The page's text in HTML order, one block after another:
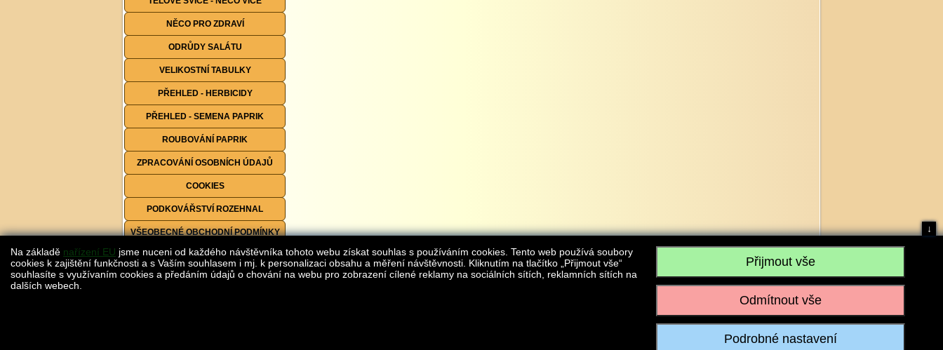
NĚCO PRO ZDRAVÍ
ODRŮDY SALÁTU
VELIKOSTNÍ TABULKY
PŘEHLED - HERBICIDY
PŘEHLED - SEMENA PAPRIK
ROUBOVÁNÍ PAPRIK
ZPRACOVÁNÍ OSOBNÍCH ÚDAJŮ
COOKIES
PODKOVÁŘSTVÍ ROZEHNAL
VŠEOBECNÉ OBCHODNÍ PODMÍNKY
FORMULÁŘE KE STAŽENÍ
je AGROMARKET IRSI s.r.o., IČO: 28304845, se sídlem č.p. 17, 768 75 Loukov
Realizace:w-software.com
Na základě nařízení EU jsme nuceni od každého návštěvníka tohoto webu získat souhlas s používáním cookies. Tento web používá soubory
cookies k zajištění funkčnosti a s Vaším souhlasem i mj. k personalizaci obsahu a měření návštěvnosti. Kliknutím na tlačítko „Přijmout vše“
souhlasíte s využívaním cookies a předáním údajů o chování na webu pro zobrazení cílené reklamy na sociálních sítích, reklamních sítích na
dalších webech.
↓